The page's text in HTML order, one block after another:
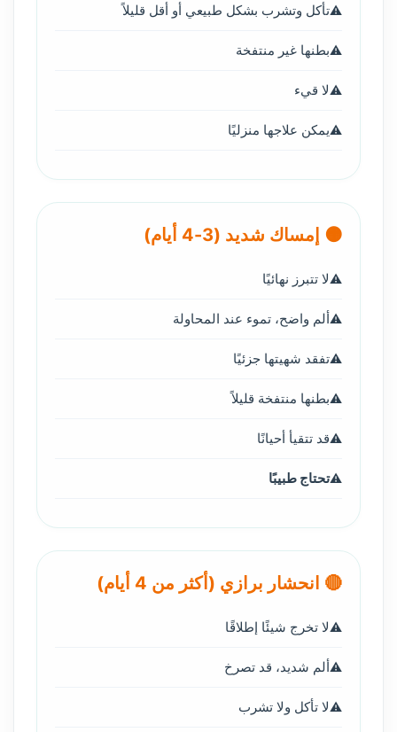
تأكل وتشرب بشكل طبيعي أو أقل قليلاً
بطنها غير منتفخة
لا قيء
يمكن علاجها منزليًا
🟠 إمساك شديد (3-4 أيام)
لا تتبرز نهائيًا
ألم واضح، تموء عند المحاولة
تفقد شهيتها جزئيًا
بطنها منتفخة قليلاً
قد تتقيأ أحيانًا
تحتاج طبيبًا
🔴 انحشار برازي (أكثر من 4 أيام)
لا تخرج شيئًا إطلاقًا
ألم شديد، قد تصرخ
لا تأكل ولا تشرب